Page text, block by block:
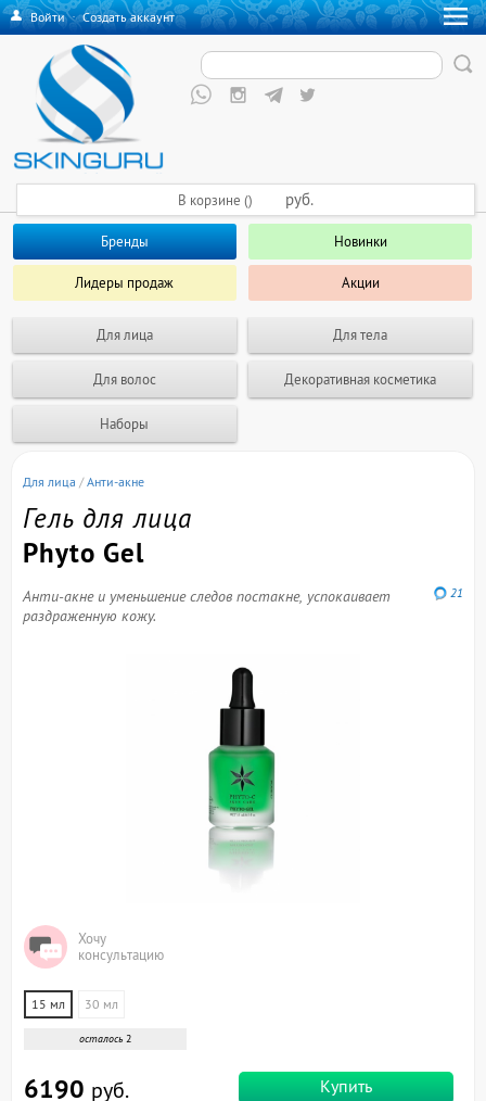
Войти·Создать аккаунт
Бренды Новинки
Лидеры продаж Акции
Для лица Для тела
Для волос Декоративная косметика
Наборы
В корзине () руб.
Для лица /Анти-акне
Гель для лица
Phyto Gel
21
Анти-акне и уменьшение следов постакне, успокаивает
раздраженную кожу.
Хочу
консультацию
15 мл 30 мл
осталось 2
6190 руб. Купить